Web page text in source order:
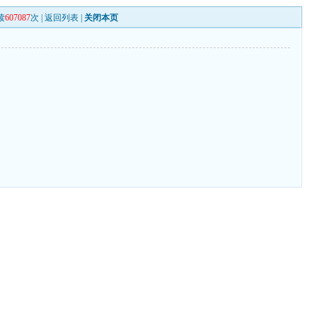
607087次 |返回列表 关闭本页